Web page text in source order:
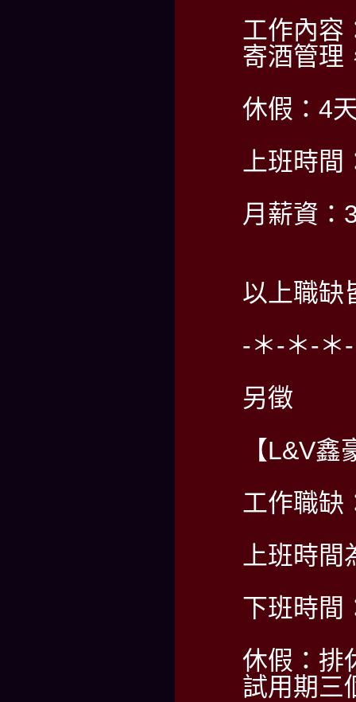
工作內容
寄酒管理
休假：4
上班時
月薪資：
以上職缺
-＊-＊-＊
另徵
【L&V
工作職缺
上班時
下班時間
休假：排
試用期三